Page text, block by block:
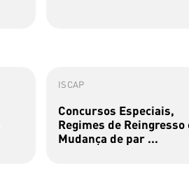
ISCAP
Concursos Especiais,
Regimes de Reingresso
Mudança de par ...